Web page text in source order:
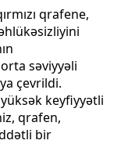
qrafene,
səviyyəli
çevrildi.
keyfiyyətli
qrafen,
bir